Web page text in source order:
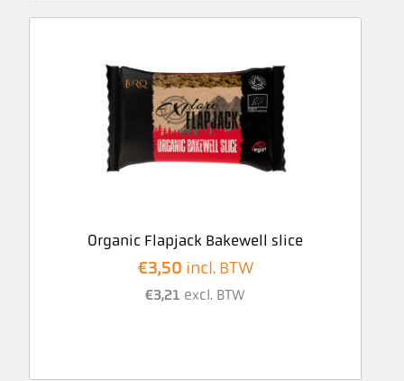
Organic Flapjack Bakewell slice
€3,50 incl. BTW
€3,21 excl. BTW